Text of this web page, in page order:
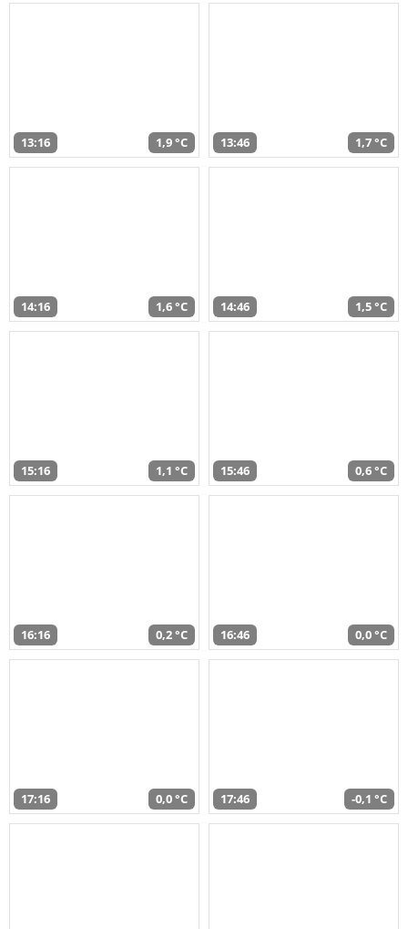
13:16 1,9 °C 13:46 1,7 °C
14:16 1,6 °C 14:46 1,5 °C
15:16 1,1 °C 15:46 0,6 °C
16:16 0,2 °C 16:46 0,0 °C
17:16 0,0 °C 17:46 -0,1 °C